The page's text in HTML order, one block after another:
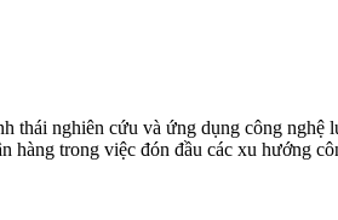
nghiên cứu và ứng dụng công nghệ
trong việc đón đầu các xu hướng